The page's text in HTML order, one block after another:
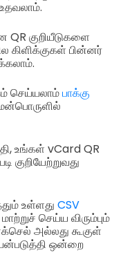
குறியீடுகளை
கிளிக்குகள் பின்னர்
செய்யலாம்பாக்கு
உங்கள் vCard QR
குறியேற்றுவது
உள்ளது CSV
செய்ய விரும்பும்
அல்லது கூகுள்
ஒன்றை